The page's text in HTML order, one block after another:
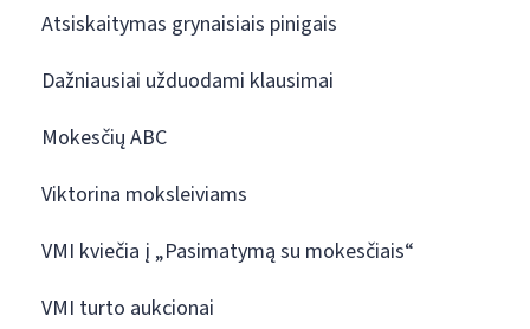
Atsiskaitymas grynaisiais pinigais
Dažniausiai užduodami klausimai
Mokesčių ABC
Viktorina moksleiviams
VMI kviečia į „Pasimatymą su mokesčiais“
VMI turto aukcionai